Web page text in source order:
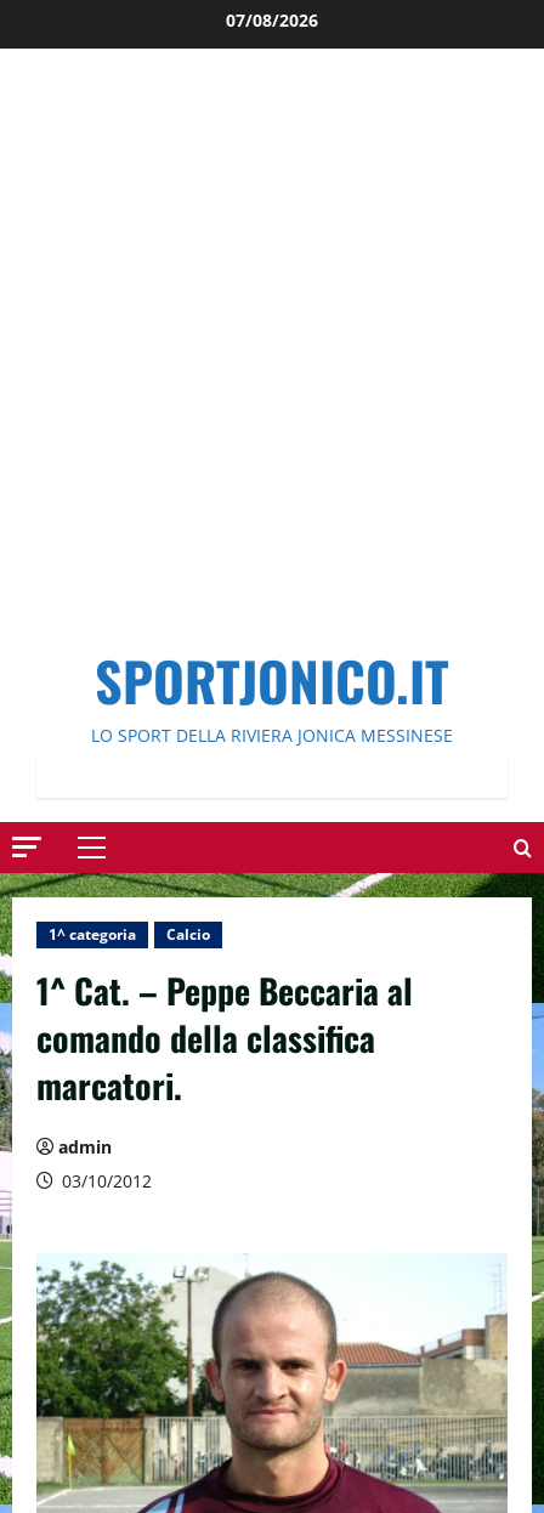
al
07/08/2026
SPORTJONICO.IT
LO SPORT DELLA RIVIERA JONICA MESSINESE
Menu
principale
1^ categoria Calcio
1^ Cat. – Peppe Beccaria al
comando della classifica
marcatori.
admin
03/10/2012